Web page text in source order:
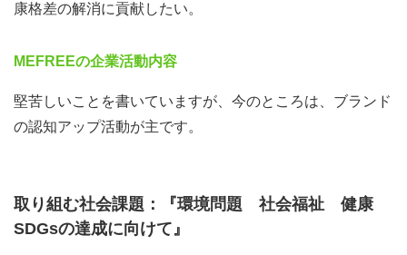
康格差の解消に貢献したい。
MEFREEの企業活動内容
堅苦しいことを書いていますが、今のところは、ブランド
の認知アップ活動が主です。
取り組む社会課題：『環境問題 社会福祉 健康
SDGsの達成に向けて』